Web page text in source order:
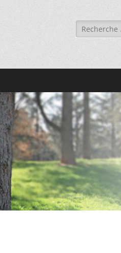
Rechercher :